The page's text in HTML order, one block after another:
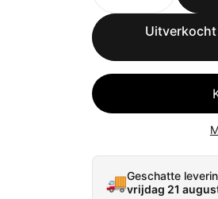
🚚Geschatte
vrijdag 21